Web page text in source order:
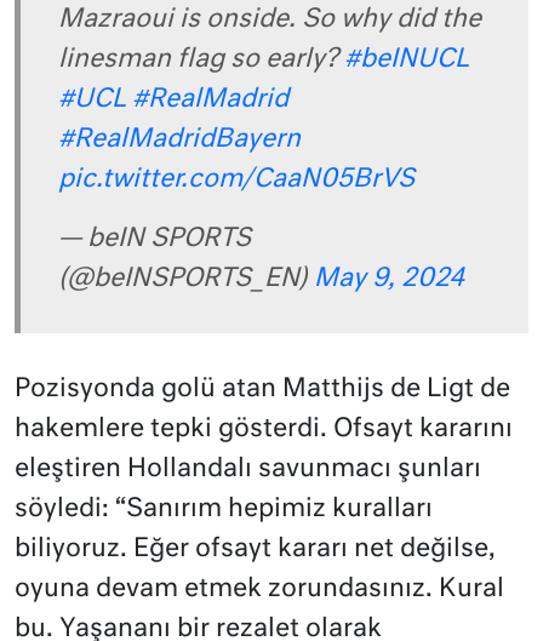
Mazraoui is onside. So why did the
linesman flag so early?#beINUCL
#UCL #RealMadrid
#RealMadridBayern
pic.twitter.com/CaaN05BrVS
— beIN SPORTS
(@beINSPORTS_EN) May 9, 2024
Pozisyonda golü atan Matthijs de Ligt de
hakemlere tepki gösterdi. Ofsayt kararını
eleştiren Hollandalı savunmacı şunları
söyledi: “Sanırım hepimiz kuralları
biliyoruz. Eğer ofsayt kararı net değilse,
oyuna devam etmek zorundasınız. Kural
bu. Yaşananı bir rezalet olarak